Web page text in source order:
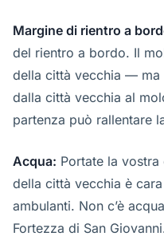
Margine di rientro a
del rientro a bordo. Il
della città vecchia — ma
dalla città vecchia al
partenza può rallentare
Acqua: Portate la vostra
della città vecchia è
ambulanti. Non c’è
Fortezza di San